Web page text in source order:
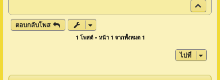
า
ตอบกลับโพส
1 โพสต์ • หน้า 1 จากทั้งหมด 1
ไปที่